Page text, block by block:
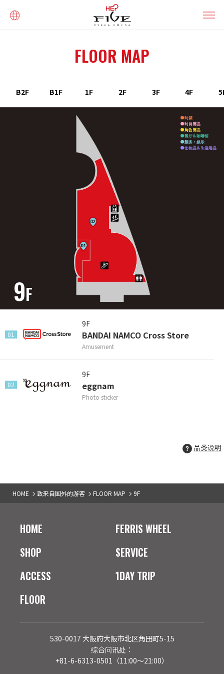
FLOOR MAP
B2F B1F 1F 2F 3F 4F
时装
时尚商品
角色商品
餐厅＆咖啡馆
服务・娱乐
化妆品＆生活用品
9F
01
9F
BANDAI NAMCO Cross Store
Amusement
02
9F
eggnam
Photo sticker
品类说明
HOME 致来自国外的游客 FLOOR MAP 9F
HOME
SHOP
ACCESS
FLOOR
FERRIS WHEEL
SERVICE
1DAY TRIP
530-0017 大阪府大阪市北区角田町5-15
综合问讯处：
+81-6-6313-0501（11:00～21:00）